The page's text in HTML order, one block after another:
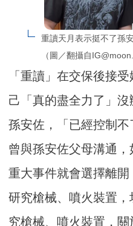
重讀天月表示挺不了孫
（圖／翻攝自
「重讀」在交保後接
己「真的盡全力了」
孫安佐，「已經控制
曾與孫安佐父母溝通
重大事件就會選擇離
研究槍械、噴火裝置
究槍械、噴火裝置，